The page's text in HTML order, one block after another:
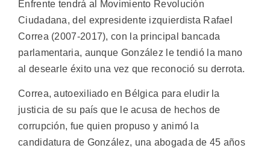
Enfrente tendrá al Movimiento Revolución
Ciudadana, del expresidente izquierdista Rafael
Correa (2007-2017), con la principal bancada
parlamentaria, aunque González le tendió la mano
al desearle éxito una vez que reconoció su derrota.
Correa, autoexiliado en Bélgica para eludir la
justicia de su país que le acusa de hechos de
corrupción, fue quien propuso y animó la
candidatura de González, una abogada de 45 años